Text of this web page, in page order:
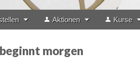
Aktionen Kurse
morgen